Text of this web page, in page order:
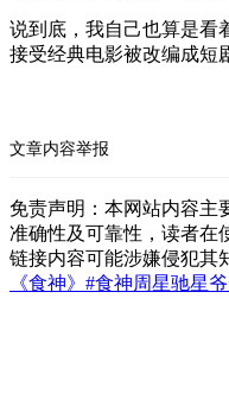
说到底，我自己也算是看
接受经典电影被改编成短
文章内容举报
免责声明：本网站内容主
准确性及可靠性，读者在
链接内容可能涉嫌侵犯其
《食神》 #食神周星驰星爷